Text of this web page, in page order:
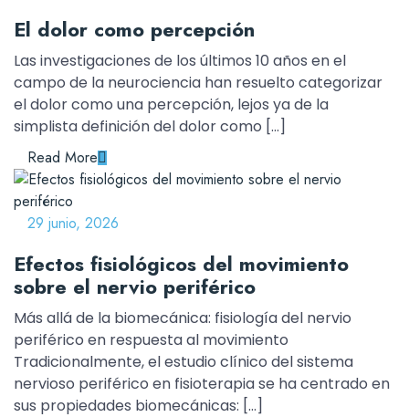
El dolor como percepción
Las investigaciones de los últimos 10 años en el
campo de la neurociencia han resuelto categorizar
el dolor como una percepción, lejos ya de la
simplista definición del dolor como […]
Read More
29 junio, 2026
Efectos fisiológicos del movimiento
sobre el nervio periférico
Más allá de la biomecánica: fisiología del nervio
periférico en respuesta al movimiento
Tradicionalmente, el estudio clínico del sistema
nervioso periférico en fisioterapia se ha centrado en
sus propiedades biomecánicas: […]